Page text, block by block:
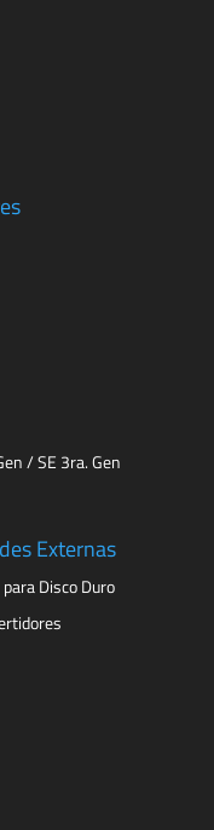
/ SE 3ra. Gen
Externas
Disco Duro